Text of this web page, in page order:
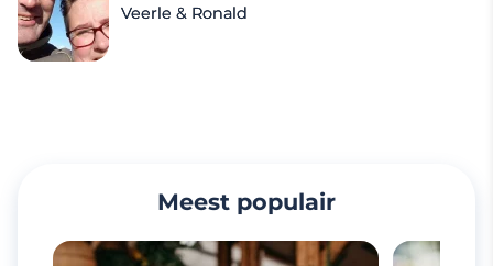
Veerle & Ronald
Meest populair